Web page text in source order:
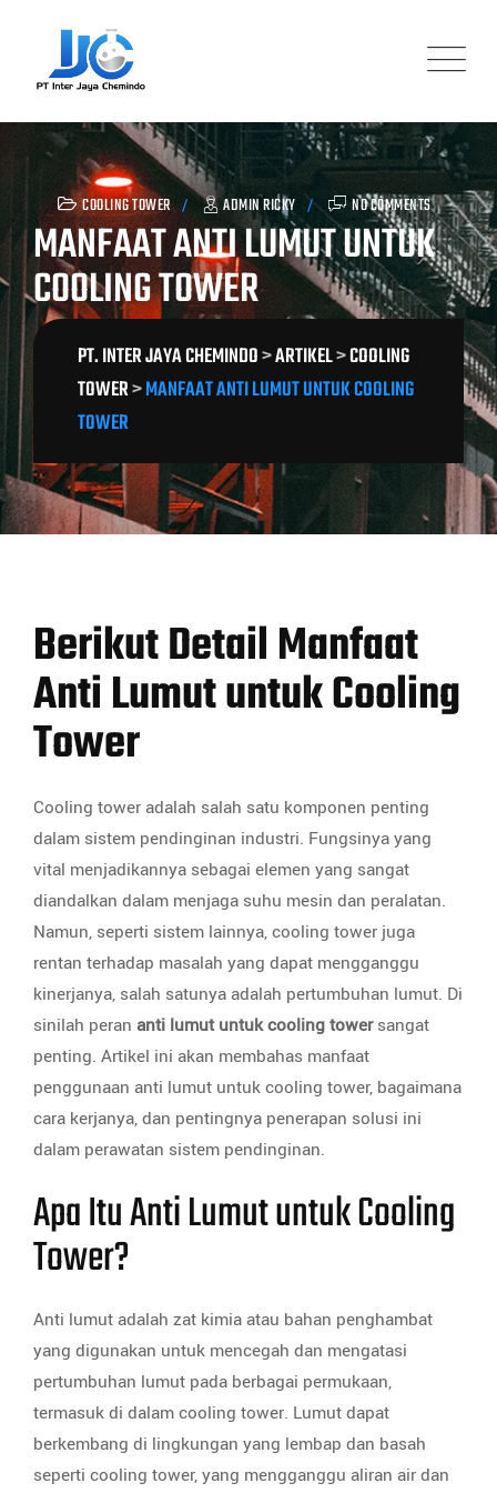
content
COOLING TOWER ADMIN RICKY NO COMMENTS
MANFAAT ANTI LUMUT UNTUK
COOLING TOWER
PT. INTER JAYA CHEMINDO>ARTIKEL>COOLING
TOWER>MANFAAT ANTI LUMUT UNTUK COOLING
TOWER
Berikut Detail Manfaat
Anti Lumut untuk Cooling
Tower
Cooling tower adalah salah satu komponen penting
dalam sistem pendinginan industri. Fungsinya yang
vital menjadikannya sebagai elemen yang sangat
diandalkan dalam menjaga suhu mesin dan peralatan.
Namun, seperti sistem lainnya, cooling tower juga
rentan terhadap masalah yang dapat mengganggu
kinerjanya, salah satunya adalah pertumbuhan lumut. Di
sinilah peran anti lumut untuk cooling towersangat
penting. Artikel ini akan membahas manfaat
penggunaan anti lumut untuk cooling tower, bagaimana
cara kerjanya, dan pentingnya penerapan solusi ini
dalam perawatan sistem pendinginan.
Apa Itu Anti Lumut untuk Cooling
Tower?
Anti lumut adalah zat kimia atau bahan penghambat
yang digunakan untuk mencegah dan mengatasi
pertumbuhan lumut pada berbagai permukaan,
termasuk di dalam cooling tower. Lumut dapat
berkembang di lingkungan yang lembap dan basah
seperti cooling tower, yang mengganggu aliran air dan